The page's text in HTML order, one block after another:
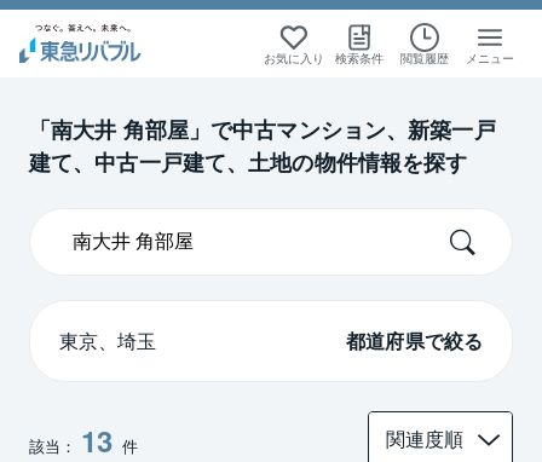
お気に入り 検索条件 閲覧履歴 メニュー
「南大井 角部屋」で中古マンション、新築一戸
建て、中古一戸建て、土地の物件情報を探す
東京、埼玉 都道府県で絞る
該当： 13 件
絞り込み検索
東京 埼玉
絞り込み検索
中古マンション
絞り込み検索
東京 埼玉
絞り込み検索
中古マンション